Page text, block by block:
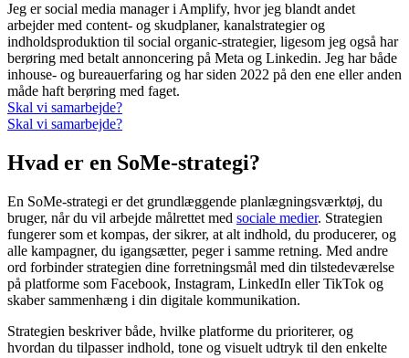
Jeg er social media manager i Amplify, hvor jeg blandt andet
arbejder med content- og skudplaner, kanalstrategier og
indholdsproduktion til social organic-strategier, ligesom jeg også har
berøring med betalt annoncering på Meta og Linkedin. Jeg har både
inhouse- og bureauerfaring og har siden 2022 på den ene eller anden
måde haft berøring med faget.
Skal vi samarbejde?
Skal vi samarbejde?
Hvad er en SoMe-strategi?
En SoMe-strategi er det grundlæggende planlægningsværktøj, du
bruger, når du vil arbejde målrettet med sociale medier. Strategien
fungerer som et kompas, der sikrer, at alt indhold, du producerer, og
alle kampagner, du igangsætter, peger i samme retning. Med andre
ord forbinder strategien dine forretningsmål med din tilstedeværelse
på platforme som Facebook, Instagram, LinkedIn eller TikTok og
skaber sammenhæng i din digitale kommunikation.
Strategien beskriver både, hvilke platforme du prioriterer, og
hvordan du tilpasser indhold, tone og visuelt udtryk til den enkelte